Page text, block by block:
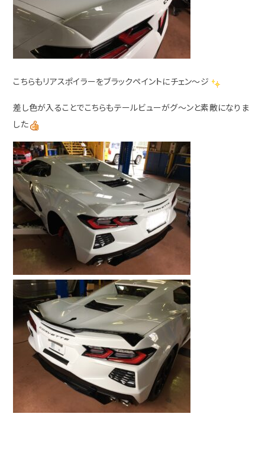
こちらもリアスポイラーをブラックペイントにチェン～ジ
差し色が入ることでこちらもテールビューがグ～ンと素敵になりま
した